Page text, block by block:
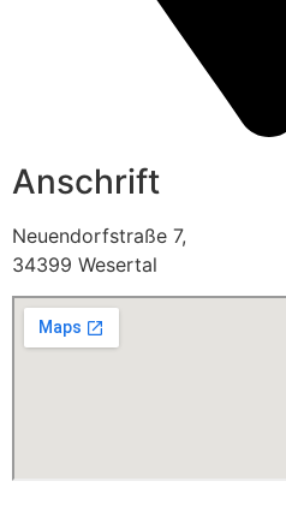
Anschrift
Neuendorfstraße 7,
34399 Wesertal